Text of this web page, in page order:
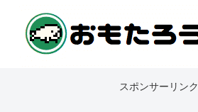
スポンサーリンク